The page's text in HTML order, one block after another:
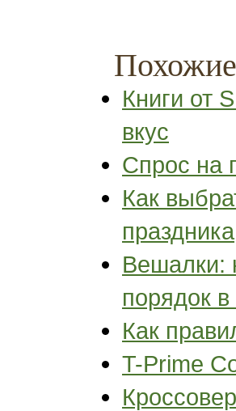
Книги от
вкус
Спрос на
Как
праздника
Вешалки:
порядок
Как
T-Prime